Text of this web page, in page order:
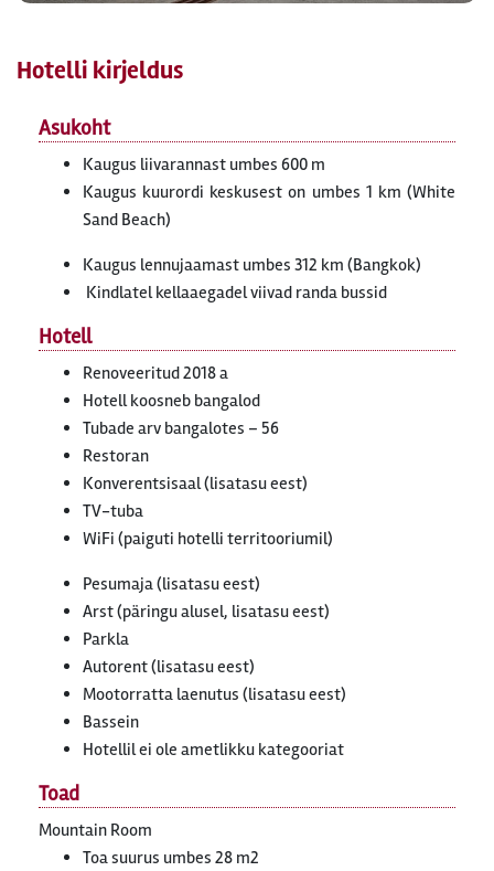
Hotelli kirjeldus
Asukoht
Kaugus liivarannast umbes 600 m
Kaugus kuurordi keskusest on umbes 1 km (White
Sand Beach)
Kaugus lennujaamast umbes 312 km (Bangkok)
Kindlatel kellaaegadel viivad randa bussid
Hotell
Renoveeritud 2018 a
Hotell koosneb bangalod
Tubade arv bangalotes – 56
Restoran
Konverentsisaal (lisatasu eest)
TV-tuba
WiFi (paiguti hotelli territooriumil)
Pesumaja (lisatasu eest)
Arst (päringu alusel, lisatasu eest)
Parkla
Autorent (lisatasu eest)
Mootorratta laenutus (lisatasu eest)
Bassein
Hotellil ei ole ametlikku kategooriat
Toad
Mountain Room
Toa suurus umbes 28 m2